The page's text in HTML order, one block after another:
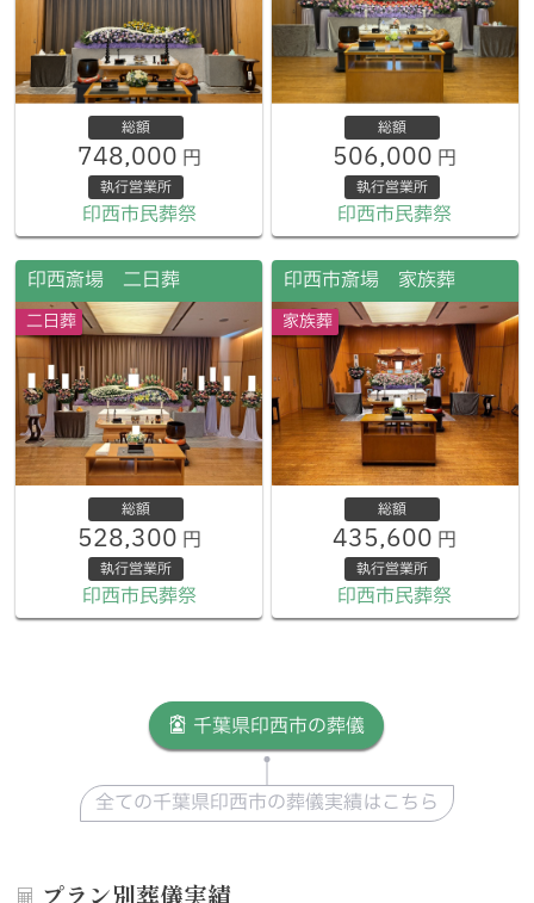
総額
748,000 円
執行営業所
印西市民葬祭
総額
506,000 円
執行営業所
印西市民葬祭
印西斎場 二日葬
二日葬
総額
528,300 円
執行営業所
印西市民葬祭
印西市斎場 家族葬
家族葬
総額
435,600 円
執行営業所
印西市民葬祭
千葉県印西市の葬儀
全ての千葉県印西市の葬儀実績はこちら
プラン別葬儀実績